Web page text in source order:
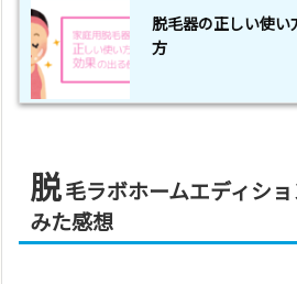
脱毛器の正しい使
方
脱毛ラボホームエディシ
みた感想